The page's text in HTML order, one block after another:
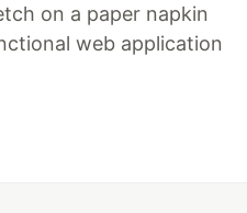
on a paper napkin
web application